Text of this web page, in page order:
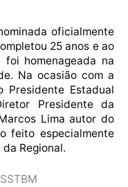
oficialmente
25 anos e ao
homenageada na
Na ocasião com a
Presidente Estadual
Presidente da
Lima autor do
feito especialmente
Regional.